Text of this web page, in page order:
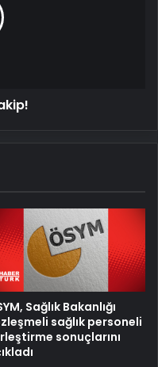
Sağlık Bakanlığı
sağlık personeli
sonuçlarını